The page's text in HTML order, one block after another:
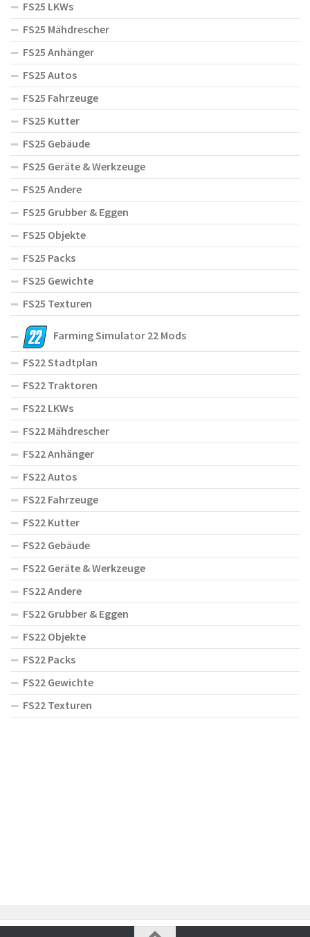
FS25 LKWs
FS25 Mähdrescher
FS25 Anhänger
FS25 Autos
FS25 Fahrzeuge
FS25 Kutter
FS25 Gebäude
FS25 Geräte & Werkzeuge
FS25 Andere
FS25 Grubber & Eggen
FS25 Objekte
FS25 Packs
FS25 Gewichte
FS25 Texturen
Farming Simulator 22 Mods
FS22 Stadtplan
FS22 Traktoren
FS22 LKWs
FS22 Mähdrescher
FS22 Anhänger
FS22 Autos
FS22 Fahrzeuge
FS22 Kutter
FS22 Gebäude
FS22 Geräte & Werkzeuge
FS22 Andere
FS22 Grubber & Eggen
FS22 Objekte
FS22 Packs
FS22 Gewichte
FS22 Texturen